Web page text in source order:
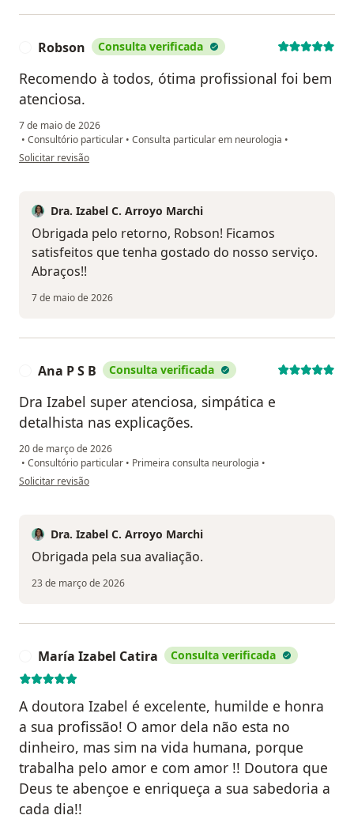
Robson Consulta verificada
Recomendo à todos, ótima profissional foi bem
atenciosa.
7 de maio de 2026
• Consultório particular • Consulta particular em neurologia •
na opinião do utilizador Robson
Solicitar revisão
Dra. Izabel C. Arroyo Marchi
Obrigada pelo retorno, Robson! Ficamos
satisfeitos que tenha gostado do nosso serviço.
Abraços!!
7 de maio de 2026
Ana P S B Consulta verificada
Dra Izabel super atenciosa, simpática e
detalhista nas explicações.
20 de março de 2026
• Consultório particular • Primeira consulta neurologia •
na opinião do utilizador Ana P S B
Solicitar revisão
Dra. Izabel C. Arroyo Marchi
Obrigada pela sua avaliação.
23 de março de 2026
María Izabel Catira Consulta verificada
A doutora Izabel é excelente, humilde e honra
a sua profissão! O amor dela não esta no
dinheiro, mas sim na vida humana, porque
trabalha pelo amor e com amor !! Doutora que
Deus te abençoe e enriqueça a sua sabedoria a
cada dia!!